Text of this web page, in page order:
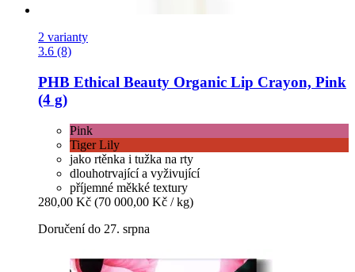
2 varianty
3.6 (8)
PHB Ethical Beauty Organic Lip Crayon, Pink
(4 g)
Pink
Tiger Lily
jako rtěnka i tužka na rty
dlouhotrvající a vyživující
příjemné měkké textury
280,00 Kč (70 000,00 Kč / kg)
Doručení do 27. srpna